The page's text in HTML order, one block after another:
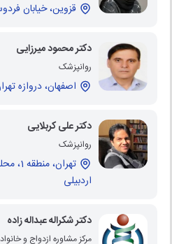
قزوین، خیابان
دکتر محمود میرزایی
روانپزشک
اصفهان، دروازه
دکتر علی کربلایی
روانپزشک
اردبیلی
دکتر شکراله عبداله زاده
مرکز مشاوره ازدواج و